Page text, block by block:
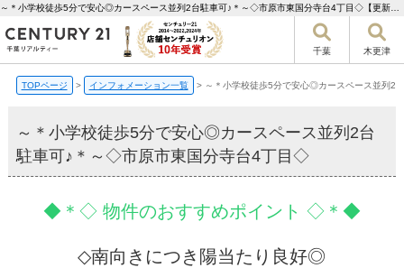
千葉 木更津
TOPページ > インフォメーション一覧 > ～＊小学校徒歩5分で安心◎カースペース並列2
～＊小学校徒歩5分で安心◎カースペース並列2台
駐車可♪＊～◇市原市東国分寺台4丁目◇
◆＊◇ 物件のおすすめポイント ◇＊◆
◇南向きにつき陽当たり良好◎